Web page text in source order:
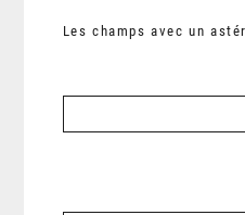
Les champs avec un